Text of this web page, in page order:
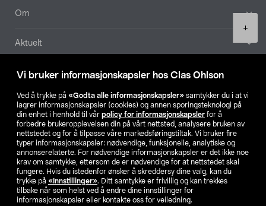
Vi bruker informasjonskapsler hos Clas Ohlson
Ved å trykke på «Godta alle informasjonskapsler» samtykker du i at vi
lagrer informasjonskapsler (cookies) og annen sporingsteknologi på
din enhet i henhold til vår policy for informasjonskapsler for å
forbedre brukeropplevelsen din på vårt nettsted, analysere bruken av
nettstedet og for å tilpasse våre markedsføringstiltak. Vi bruker fire
typer informasjonskapsler: nødvendige, funksjonelle, analytiske og
annonserelaterte. For nødvendige informasjonskapsler er det ikke noe
krav om samtykke, ettersom de er nødvendige for at nettstedet skal
fungere. Hvis du istedenfor ønsker å skreddersy dine valg, kan du
trykke på «Innstillinger». Ditt samtykke er frivillig og kan trekkes
tilbake når som helst ved å endre dine innstillinger for
informasjonskapsler eller kontakte oss for veiledning.
+
Om
Aktuelt
Våre selskaper
Finn din butikk
SE NO FI